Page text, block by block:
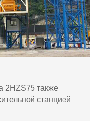
2HZS75 также
станцией